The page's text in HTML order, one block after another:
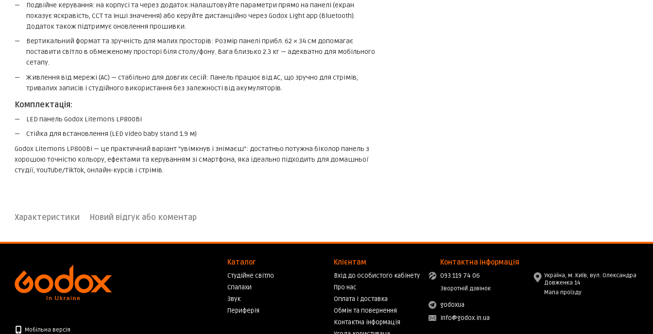
Подвійне керування: на корпусі та через додаток:Налаштовуйте параметри прямо на панелі (екран
показує яскравість, CCT та інші значення) або керуйте дистанційно через Godox Light app (Bluetooth).
Додаток також підтримує оновлення прошивки.
Вертикальний формат та зручність для малих просторів: Розмір панелі прибл. 62 × 34 см допомагає
поставити світло в обмеженому просторі біля столу/фону. Вага близько 2.3 кг — адекватно для мобільного
сетапу.
Живлення від мережі (AC) — стабільно для довгих сесій: Панель працює від AC, що зручно для стрімів,
тривалих записів і студійного використання без залежності від акумуляторів.
Комплектація:
LED панель Godox Litemons LP800Bi
Стійка для встановлення (LED video baby stand 1.9 м)
Godox Litemons LP800Bi — це практичний варіант “увімкнув і знімаєш”: достатньо потужна біколор панель з
хорошою точністю кольору, ефектами та керуванням зі смартфона, яка ідеально підходить для домашньої
студії, YouTube/TikTok, онлайн-курсів і стрімів.
Характеристики Новий відгук або коментар
Мобільна версія
Каталог
Студійне світло
Спалахи
Звук
Периферія
Клієнтам
Вхід до особистого кабінету
Про нас
Оплата і доставка
Обмін та повернення
Контактна інформація
Контактна інформація
093 119 74 06
Зворотній дзвінок
godoxua
info@godox.in.ua
Україна, м. Київ, вул. Олександра
Довженка 14
Мапа проїзду